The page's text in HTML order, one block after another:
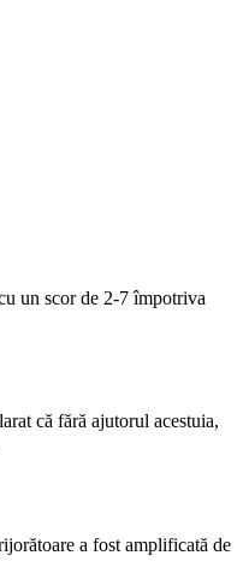
un scor de 2-7 împotriva
că fără ajutorul acestuia,
a fost amplificată de